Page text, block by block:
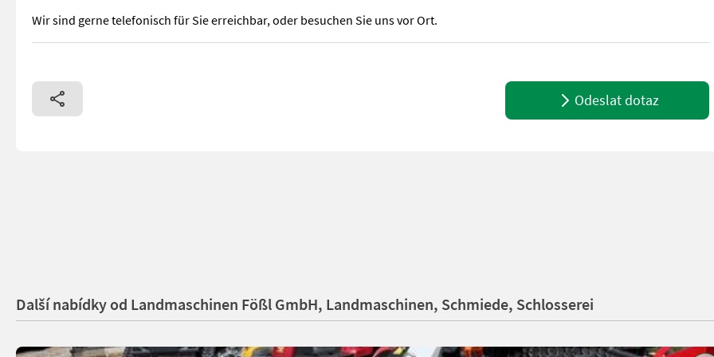
Wir sind gerne telefonisch für Sie erreichbar, oder besuchen Sie uns vor Ort.
Aebi CC36 Motormäher CC 36 mit 14Ps Motor Sofort Verfügbar! Ausstattung - 4-Takt Benzinmotor, 1-Zylinder, Stufe V -
Odeslat dotaz
Další nabídky od Landmaschinen Fößl GmbH, Landmaschinen, Schmiede, Schlosserei